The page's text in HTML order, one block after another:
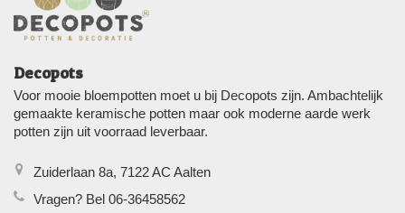
Decopots
Voor mooie bloempotten moet u bij Decopots zijn. Ambachtelijk
gemaakte keramische potten maar ook moderne aarde werk
potten zijn uit voorraad leverbaar.
Zuiderlaan 8a, 7122 AC Aalten
Vragen? Bel 06-36458562